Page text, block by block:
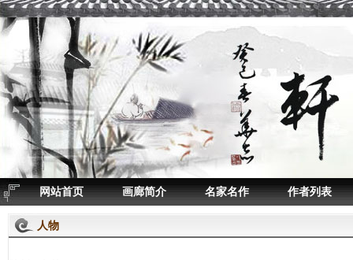
网站首页 画廊简介 名家名作 作者列表
人物